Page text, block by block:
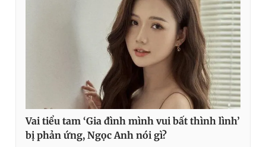
Vai tiểu tam ‘Gia đình mình vui bất thình lình’
bị phản ứng, Ngọc Anh nói gì?